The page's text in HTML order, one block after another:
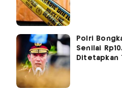
Polri
Senilai
Ditetapkan